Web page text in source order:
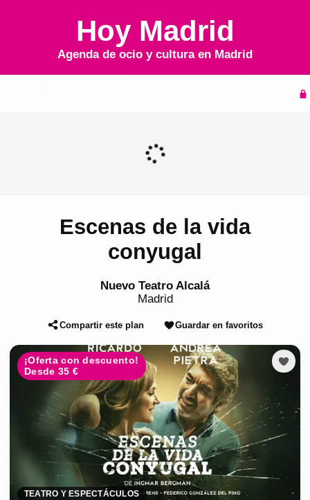
Hoy Madrid
Agenda de ocio y cultura en Madrid
Escenas de la vida
conyugal
Nuevo Teatro Alcalá
Madrid
Compartir este plan Guardar en favoritos
¡Oferta con descuento!
Desde 35 €
TEATRO Y ESPECTÁCULOS